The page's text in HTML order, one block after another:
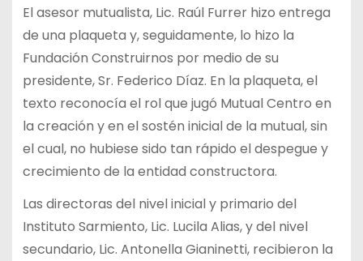
El asesor mutualista, Lic. Raúl Furrer hizo entrega
de una plaqueta y, seguidamente, lo hizo la
Fundación Construirnos por medio de su
presidente, Sr. Federico Díaz. En la plaqueta, el
texto reconocía el rol que jugó Mutual Centro en
la creación y en el sostén inicial de la mutual, sin
el cual, no hubiese sido tan rápido el despegue y
crecimiento de la entidad constructora.
Las directoras del nivel inicial y primario del
Instituto Sarmiento, Lic. Lucila Alias, y del nivel
secundario, Lic. Antonella Gianinetti, recibieron la